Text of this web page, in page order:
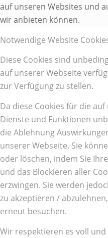
auf unseren Websites und
wir anbieten können.
Notwendige Website
Diese Cookies sind
auf unserer Webseite
zur Verfügung zu stellen.
Da diese Cookies für die
Dienste und Funktionen
die Ablehnung
unserer Webseite. Sie
oder löschen, indem Sie
und das Blockieren aller
erzwingen. Sie werden
zu akzeptieren /
erneut besuchen.
Wir respektieren es voll und